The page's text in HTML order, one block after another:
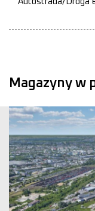
Magazyny w